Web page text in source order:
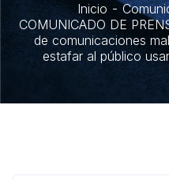
Inicio
COMUNICADO DE
de comunicaciones
estafar al público